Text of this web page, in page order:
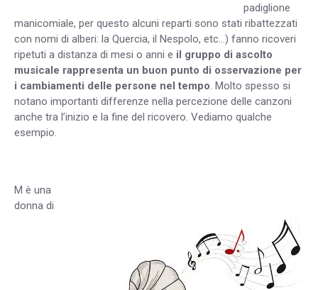
padiglione
manicomiale, per questo alcuni reparti sono stati ribattezzati
con nomi di alberi: la Quercia, il Nespolo, etc…) fanno ricoveri
ripetuti a distanza di mesi o anni e il gruppo di ascolto
musicale rappresenta un buon punto di osservazione per
i cambiamenti delle persone nel tempo. Molto spesso si
notano importanti differenze nella percezione delle canzoni
anche tra l’inizio e la fine del ricovero. Vediamo qualche
esempio.
M è una
donna di